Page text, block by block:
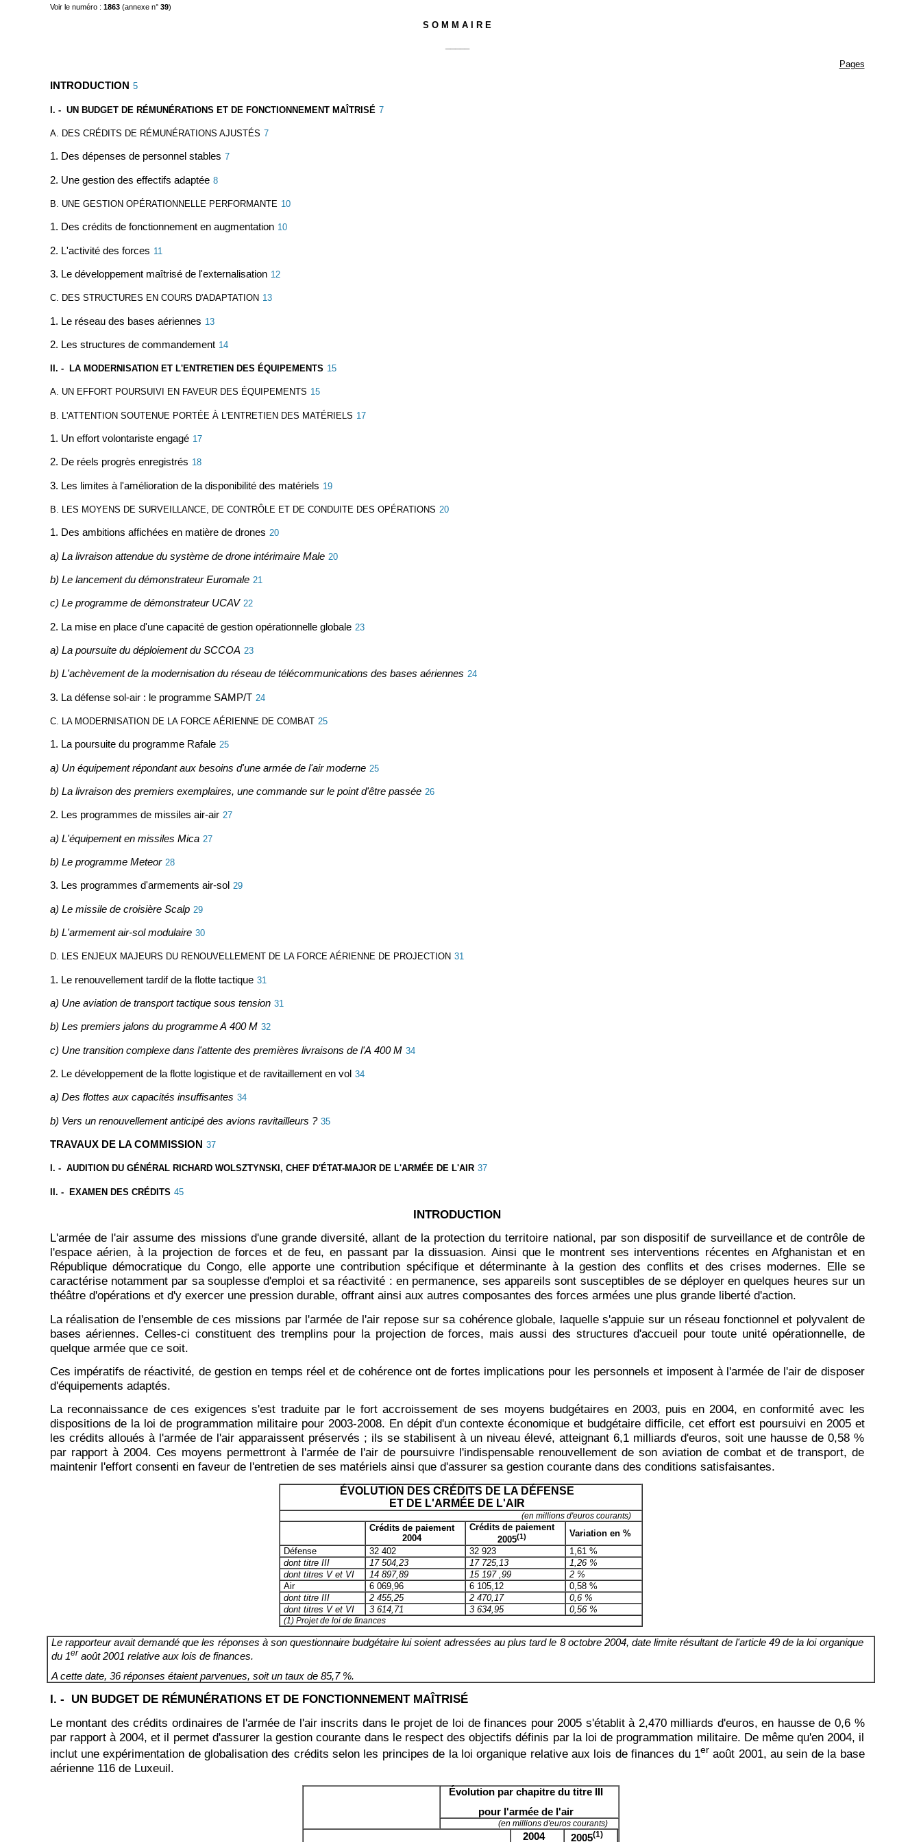
Voir le numéro : 1863 (annexe n° 39)
S O M M A I R E
Pages
INTRODUCTION 5
I. - UN BUDGET DE RÉMUNÉRATIONS ET DE FONCTIONNEMENT MAÎTRISÉ 7
A. DES CRÉDITS DE RÉMUNÉRATIONS AJUSTÉS 7
1. Des dépenses de personnel stables 7
2. Une gestion des effectifs adaptée 8
B. UNE GESTION OPÉRATIONNELLE PERFORMANTE 10
1. Des crédits de fonctionnement en augmentation 10
2. L'activité des forces 11
3. Le développement maîtrisé de l'externalisation 12
C. DES STRUCTURES EN COURS D'ADAPTATION 13
1. Le réseau des bases aériennes 13
2. Les structures de commandement 14
II. - LA MODERNISATION ET L'ENTRETIEN DES ÉQUIPEMENTS 15
A. UN EFFORT POURSUIVI EN FAVEUR DES ÉQUIPEMENTS 15
B. L'ATTENTION SOUTENUE PORTÉE À L'ENTRETIEN DES MATÉRIELS 17
1. Un effort volontariste engagé 17
2. De réels progrès enregistrés 18
3. Les limites à l'amélioration de la disponibilité des matériels 19
B. LES MOYENS DE SURVEILLANCE, DE CONTRÔLE ET DE CONDUITE DES OPÉRATIONS 20
1. Des ambitions affichées en matière de drones 20
a) La livraison attendue du système de drone intérimaire Male 20
b) Le lancement du démonstrateur Euromale 21
c) Le programme de démonstrateur UCAV 22
2. La mise en place d'une capacité de gestion opérationnelle globale 23
a) La poursuite du déploiement du SCCOA 23
b) L'achèvement de la modernisation du réseau de télécommunications des bases aériennes 24
3. La défense sol-air : le programme SAMP/T 24
C. LA MODERNISATION DE LA FORCE AÉRIENNE DE COMBAT 25
1. La poursuite du programme Rafale 25
a) Un équipement répondant aux besoins d'une armée de l'air moderne 25
b) La livraison des premiers exemplaires, une commande sur le point d'être passée 26
2. Les programmes de missiles air-air 27
a) L'équipement en missiles Mica 27
b) Le programme Meteor 28
3. Les programmes d'armements air-sol 29
a) Le missile de croisière Scalp 29
b) L'armement air-sol modulaire 30
D. LES ENJEUX MAJEURS DU RENOUVELLEMENT DE LA FORCE AÉRIENNE DE PROJECTION 31
1. Le renouvellement tardif de la flotte tactique 31
a) Une aviation de transport tactique sous tension 31
b) Les premiers jalons du programme A 400 M 32
c) Une transition complexe dans l'attente des premières livraisons de l'A 400 M 34
2. Le développement de la flotte logistique et de ravitaillement en vol 34
a) Des flottes aux capacités insuffisantes 34
b) Vers un renouvellement anticipé des avions ravitailleurs ? 35
TRAVAUX DE LA COMMISSION 37
I. - AUDITION DU GÉNÉRAL RICHARD WOLSZTYNSKI, CHEF D'ÉTAT-MAJOR DE L'ARMÉE DE L'AIR 37
II. - EXAMEN DES CRÉDITS 45
INTRODUCTION
L'armée de l'air assume des missions d'une grande diversité, allant de la protection du territoire national, par son dispositif de surveillance et de contrôle de
l'espace aérien, à la projection de forces et de feu, en passant par la dissuasion. Ainsi que le montrent ses interventions récentes en Afghanistan et en
République démocratique du Congo, elle apporte une contribution spécifique et déterminante à la gestion des conflits et des crises modernes. Elle se
caractérise notamment par sa souplesse d'emploi et sa réactivité : en permanence, ses appareils sont susceptibles de se déployer en quelques heures sur un
théâtre d'opérations et d'y exercer une pression durable, offrant ainsi aux autres composantes des forces armées une plus grande liberté d'action.
La réalisation de l'ensemble de ces missions par l'armée de l'air repose sur sa cohérence globale, laquelle s'appuie sur un réseau fonctionnel et polyvalent de
bases aériennes. Celles-ci constituent des tremplins pour la projection de forces, mais aussi des structures d'accueil pour toute unité opérationnelle, de
quelque armée que ce soit.
Ces impératifs de réactivité, de gestion en temps réel et de cohérence ont de fortes implications pour les personnels et imposent à l'armée de l'air de disposer
d'équipements adaptés.
La reconnaissance de ces exigences s'est traduite par le fort accroissement de ses moyens budgétaires en 2003, puis en 2004, en conformité avec les
dispositions de la loi de programmation militaire pour 2003-2008. En dépit d'un contexte économique et budgétaire difficile, cet effort est poursuivi en 2005 et
les crédits alloués à l'armée de l'air apparaissent préservés ; ils se stabilisent à un niveau élevé, atteignant 6,1 milliards d'euros, soit une hausse de 0,58 %
par rapport à 2004. Ces moyens permettront à l'armée de l'air de poursuivre l'indispensable renouvellement de son aviation de combat et de transport, de
maintenir l'effort consenti en faveur de l'entretien de ses matériels ainsi que d'assurer sa gestion courante dans des conditions satisfaisantes.
ÉVOLUTION DES CRÉDITS DE LA DÉFENSE
ET DE L'ARMÉE DE L'AIR
(en millions d'euros courants)
Crédits de paiement
2004
Crédits de paiement
2005(1)
Variation en %
Défense
32 402 32 923
1,61 %
dont titre III
17 504,23 17 725,13
1,26 %
dont titres V et VI
14 897,89 15 197 ,99
2 %
Air
6 069,96 6 105,12
0,58 %
dont titre III
2 455,25 2 470,17
0,6 %
dont titres V et VI
3 614,71 3 634,95 0,56 %
(1) Projet de loi de finances
Le rapporteur avait demandé que les réponses à son questionnaire budgétaire lui soient adressées au plus tard le 8 octobre 2004, date limite résultant de l'article 49 de la loi organique
du 1er août 2001 relative aux lois de finances.
A cette date, 36 réponses étaient parvenues, soit un taux de 85,7 %.
I. - UN BUDGET DE RÉMUNÉRATIONS ET DE FONCTIONNEMENT MAÎTRISÉ
Le montant des crédits ordinaires de l'armée de l'air inscrits dans le projet de loi de finances pour 2005 s'établit à 2,470 milliards d'euros, en hausse de 0,6 %
par rapport à 2004, et il permet d'assurer la gestion courante dans le respect des objectifs définis par la loi de programmation militaire. De même qu'en 2004, il
inclut une expérimentation de globalisation des crédits selon les principes de la loi organique relative aux lois de finances du 1er août 2001, au sein de la base
aérienne 116 de Luxeuil.
Évolution par chapitre du titre III
pour l'armée de l'air
(en millions d'euros courants)
2004 2005(1)